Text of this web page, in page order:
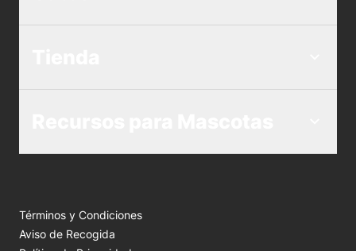
Términos y Condiciones
Aviso de Recogida